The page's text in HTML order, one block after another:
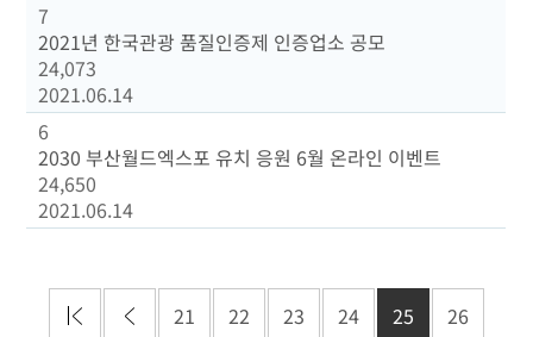
7
2021년 한국관광 품질인증제 인증업소 공모
24,073
2021.06.14
6
2030 부산월드엑스포 유치 응원 6월 온라인 이벤트
24,650
2021.06.14
21 22 23 24 25 26